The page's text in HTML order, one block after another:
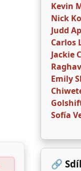
Kevin
Nick
Judd
Carlos
Jackie
Emily
Sofía
🔗